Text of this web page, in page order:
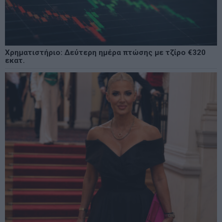
Χρηματιστήριο: Δεύτερη ημέρα πτώσης με τζίρο €320
εκατ.